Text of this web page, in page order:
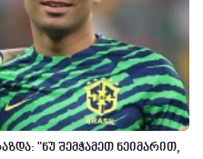
"ნუ შემჭამეთ ნეიმარით,